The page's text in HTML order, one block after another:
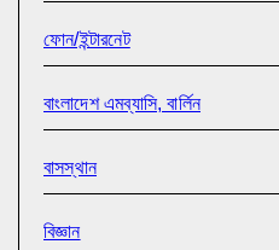
ফোন/ইন্টারনেট
বাংলাদেশ এমব্যাসি, বার্লিন
বাসস্থান
বিজ্ঞান